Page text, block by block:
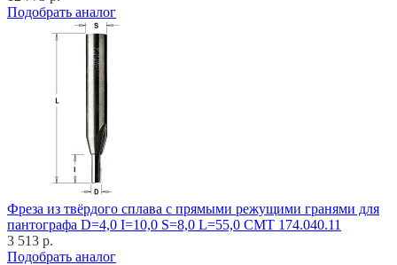
Подобрать аналог
Фреза из твёрдого сплава с прямыми режущими гранями для
пантографа D=4,0 I=10,0 S=8,0 L=55,0 CMT 174.040.11
3 513 р.
Подобрать аналог